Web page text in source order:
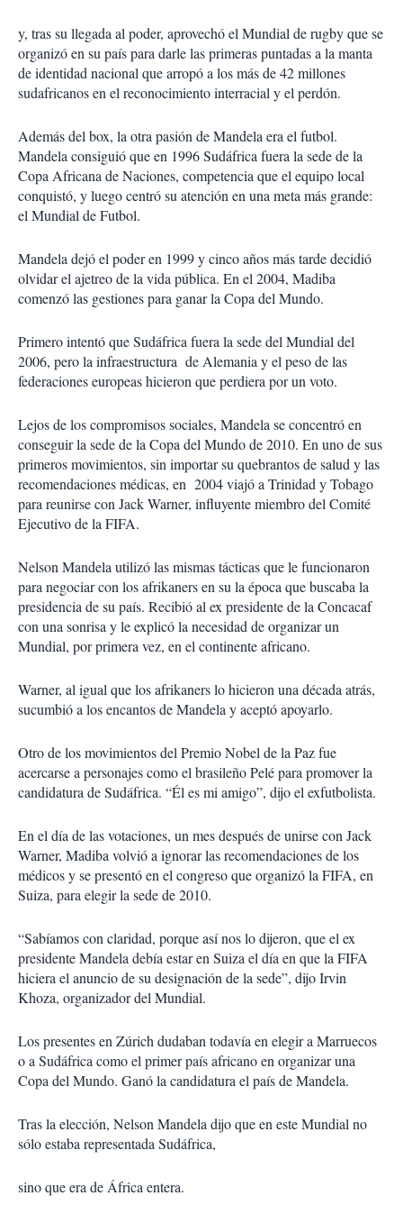
y, tras su llegada al poder, aprovechó el Mundial de rugby que se
organizó en su país para darle las primeras puntadas a la manta
de identidad nacional que arropó a los más de 42 millones
sudafricanos en el reconocimiento interracial y el perdón.
Además del box, la otra pasión de Mandela era el futbol.
Mandela consiguió que en 1996 Sudáfrica fuera la sede de la
Copa Africana de Naciones, competencia que el equipo local
conquistó, y luego centró su atención en una meta más grande:
el Mundial de Futbol.
Mandela dejó el poder en 1999 y cinco años más tarde decidió
olvidar el ajetreo de la vida pública. En el 2004, Madiba
comenzó las gestiones para ganar la Copa del Mundo.
Primero intentó que Sudáfrica fuera la sede del Mundial del
2006, pero la infraestructura de Alemania y el peso de las
federaciones europeas hicieron que perdiera por un voto.
Lejos de los compromisos sociales, Mandela se concentró en
conseguir la sede de la Copa del Mundo de 2010. En uno de sus
primeros movimientos, sin importar su quebrantos de salud y las
recomendaciones médicas, en 2004 viajó a Trinidad y Tobago
para reunirse con Jack Warner, influyente miembro del Comité
Ejecutivo de la FIFA.
Nelson Mandela utilizó las mismas tácticas que le funcionaron
para negociar con los afrikaners en su la época que buscaba la
presidencia de su país. Recibió al ex presidente de la Concacaf
con una sonrisa y le explicó la necesidad de organizar un
Mundial, por primera vez, en el continente africano.
Warner, al igual que los afrikaners lo hicieron una década atrás,
sucumbió a los encantos de Mandela y aceptó apoyarlo.
Otro de los movimientos del Premio Nobel de la Paz fue
acercarse a personajes como el brasileño Pelé para promover la
candidatura de Sudáfrica. “Él es mi amigo”, dijo el exfutbolista.
En el día de las votaciones, un mes después de unirse con Jack
Warner, Madiba volvió a ignorar las recomendaciones de los
médicos y se presentó en el congreso que organizó la FIFA, en
Suiza, para elegir la sede de 2010.
“Sabíamos con claridad, porque así nos lo dijeron, que el ex
presidente Mandela debía estar en Suiza el día en que la FIFA
hiciera el anuncio de su designación de la sede”, dijo Irvin
Khoza, organizador del Mundial.
Los presentes en Zúrich dudaban todavía en elegir a Marruecos
o a Sudáfrica como el primer país africano en organizar una
Copa del Mundo. Ganó la candidatura el país de Mandela.
Tras la elección, Nelson Mandela dijo que en este Mundial no
sólo estaba representada Sudáfrica,
sino que era de África entera.